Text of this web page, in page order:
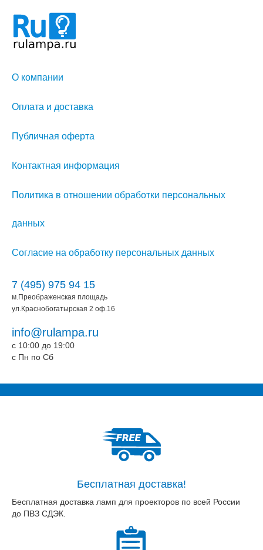
О компании
Оплата и доставка
Публичная оферта
Контактная информация
Политика в отношении обработки персональных
данных
Согласие на обработку персональных данных
7 (495) 975 94 15
м.Преображенская площадь
ул.Краснобогатырская 2 оф.16
info@rulampa.ru
c 10:00 до 19:00
c Пн по Сб
Бесплатная доставка!
Бесплатная доставка ламп для проекторов по всей России
до ПВЗ СДЭК.